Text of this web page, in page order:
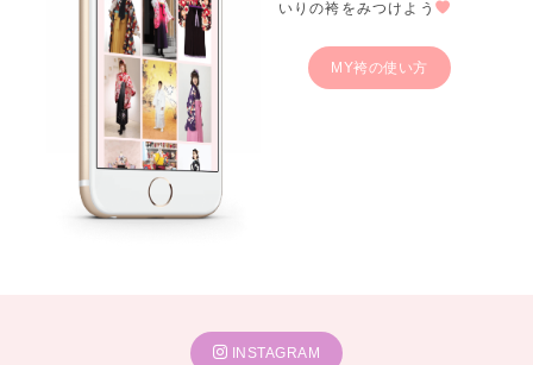
いりの袴をみつけよう
MY袴の使い方
INSTAGRAM